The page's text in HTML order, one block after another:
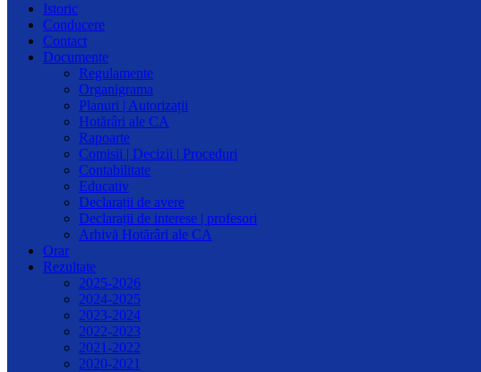
Istoric
Conducere
Contact
Documente
Regulamente
Organigrama
Planuri | Autorizații
Hotărâri ale CA
Rapoarte
Comisii | Decizii | Proceduri
Contabilitate
Educativ
Declarații de avere
Declarații de interese | profesori
Arhivă Hotărâri ale CA
Orar
Rezultate
2025-2026
2024-2025
2023-2024
2022-2023
2021-2022
2020-2021